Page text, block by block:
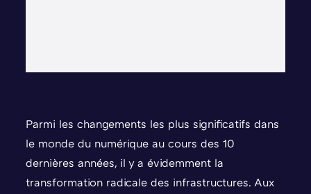
Parmi les changements les plus significatifs dans
le monde du numérique au cours des 10
dernières années, il y a évidemment la
transformation radicale des infrastructures. Aux